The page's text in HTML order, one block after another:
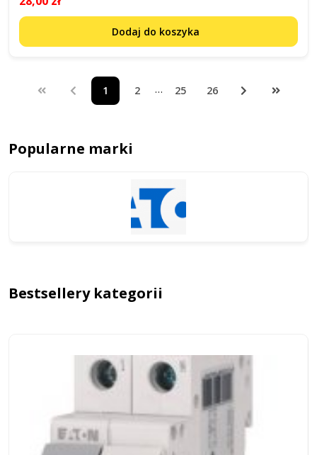
Dodaj do koszyka
1 2 … 25 26
Popularne marki
Bestsellery kategorii